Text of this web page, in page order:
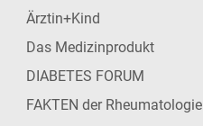
Ärztin+Kind
Das Medizinprodukt
DIABETES FORUM
FAKTEN der Rheumatologie